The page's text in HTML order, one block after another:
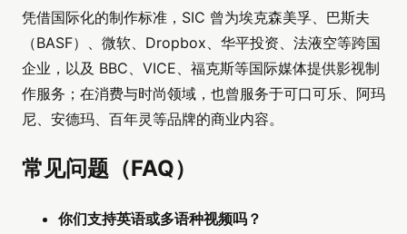
凭借国际化的制作标准，SIC 曾为埃克森美孚、巴斯夫
（BASF）、微软、Dropbox、华平投资、法液空等跨国
企业，以及 BBC、VICE、福克斯等国际媒体提供影视制
作服务；在消费与时尚领域，也曾服务于可口可乐、阿玛
尼、安德玛、百年灵等品牌的商业内容。
常见问题（FAQ）
你们支持英语或多语种视频吗？